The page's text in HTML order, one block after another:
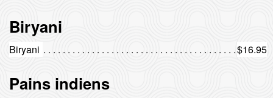
Biryani
Biryani $16.95
Pains indiens